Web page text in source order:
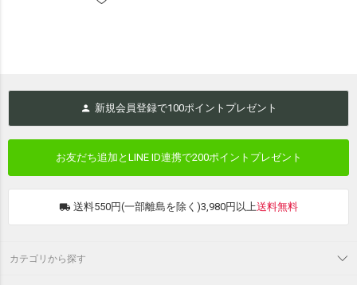
新規会員登録で100ポイントプレゼント
お友だち追加とLINE ID連携で200ポイントプレゼント
送料550円(一部離島を除く)3,980円以上送料無料
カテゴリから探す